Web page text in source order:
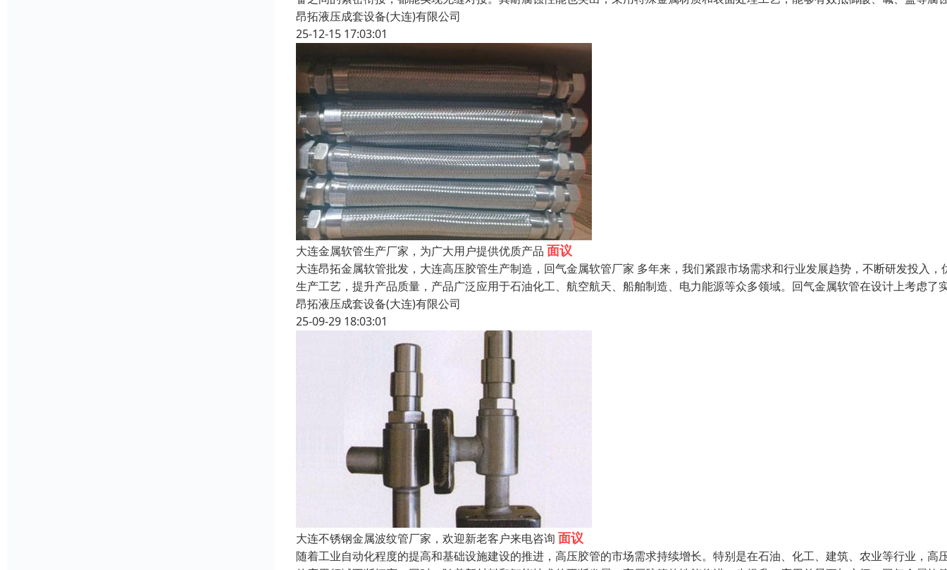
昂拓液压成套设备(大连)有限公司
25-12-15 17:03:01
大连金属软管生产厂家，为广大用户提供优质产品 面议
大连昂拓金属软管批发，大连高压胶管生产制造，回气金属软管厂家 多年来，我们紧跟市场需求和行业发展趋势，不断研发投入，
生产工艺，提升产品质量，产品广泛应用于石油化工、航空航天、船舶制造、电力能源等众多领域。回气金属软管在设计上考虑了
昂拓液压成套设备(大连)有限公司
25-09-29 18:03:01
大连不锈钢金属波纹管厂家，欢迎新老客户来电咨询 面议
随着工业自动化程度的提高和基础设施建设的推进，高压胶管的市场需求持续增长。特别是在石油、化工、建筑、农业等行业，高